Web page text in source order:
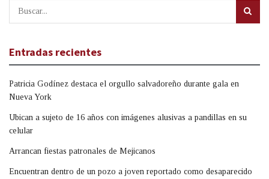
Entradas recientes
Patricia Godínez destaca el orgullo salvadoreño durante gala en
Nueva York
Ubican a sujeto de 16 años con imágenes alusivas a pandillas en su
celular
Arrancan fiestas patronales de Mejicanos
Encuentran dentro de un pozo a joven reportado como desaparecido